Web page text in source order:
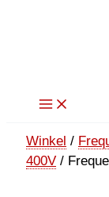
Winkel /
400V /